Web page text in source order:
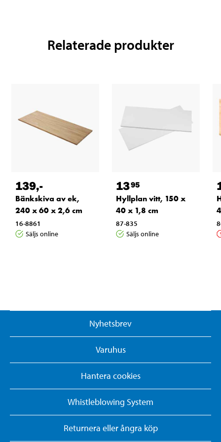
Relaterade produkter
139,-
Bänkskiva av ek,
240 x 60 x 2,6 cm
16-8861
Säljs online
1395
Hyllplan vitt, 150 x
40 x 1,8 cm
87-835
Säljs online
Nyhetsbrev
Varuhus
Hantera cookies
Whistleblowing System
Returnera eller ångra köp